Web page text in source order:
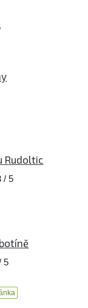
Rudoltic
/ 5
5